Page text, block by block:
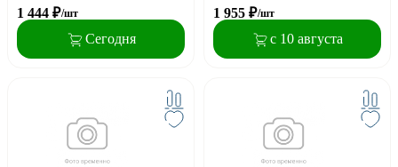
1 444 ₽/шт
Сегодня
1 955 ₽/шт
с 10 августа